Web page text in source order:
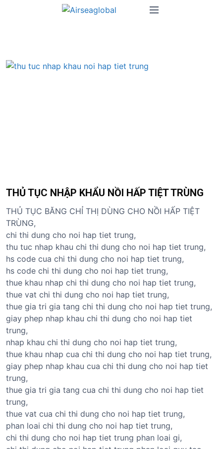
M
THỦ TỤC NHẬP KHẨU NỒI HẤP TIỆT TRÙNG
THỦ TỤC BĂNG CHỈ THỊ DÙNG CHO NỒI HẤP TIỆT
TRÙNG,
chi thi dung cho noi hap tiet trung,
thu tuc nhap khau chi thi dung cho noi hap tiet trung,
hs code cua chi thi dung cho noi hap tiet trung,
hs code chi thi dung cho noi hap tiet trung,
thue khau nhap chi thi dung cho noi hap tiet trung,
thue vat chi thi dung cho noi hap tiet trung,
thue gia tri gia tang chi thi dung cho noi hap tiet trung,
giay phep nhap khau chi thi dung cho noi hap tiet
trung,
nhap khau chi thi dung cho noi hap tiet trung,
thue khau nhap cua chi thi dung cho noi hap tiet trung,
giay phep nhap khau cua chi thi dung cho noi hap tiet
trung,
thue gia tri gia tang cua chi thi dung cho noi hap tiet
trung,
thue vat cua chi thi dung cho noi hap tiet trung,
phan loai chi thi dung cho noi hap tiet trung,
chi thi dung cho noi hap tiet trung phan loai gi,